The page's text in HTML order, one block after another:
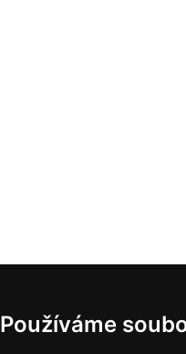
Používáme